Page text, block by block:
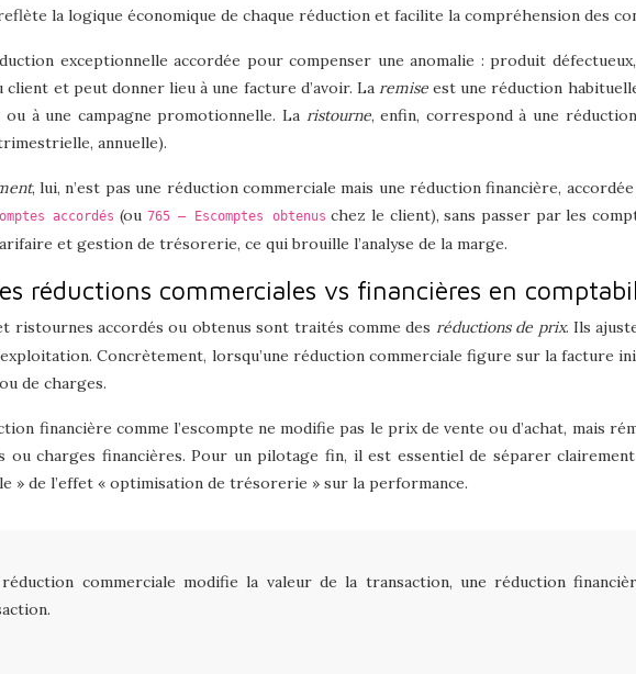
reflète la logique économique de chaque réduction et facilite la compréhension des
exceptionnelle accordée pour compenser une anomalie : produit
client et peut donner lieu à une facture d’avoir. La remise est une réduction
à une campagne promotionnelle. La ristourne, enfin, correspond à une
annuelle).
, lui, n’est pas une réduction commerciale mais une réduction financière,
accordés (ou 765 – Escomptes obtenus chez le client), sans passer par les
et gestion de trésorerie, ce qui brouille l’analyse de la marge.
réductions commerciales vs financières en
ristournes accordés ou obtenus sont traités comme des réductions de prix. Ils
Concrètement, lorsqu’une réduction commerciale figure sur la facture
de charges.
financière comme l’escompte ne modifie pas le prix de vente ou d’achat, mais
ou charges financières. Pour un pilotage fin, il est essentiel de séparer
» de l’effet « optimisation de trésorerie » sur la performance.
commerciale modifie la valeur de la transaction, une réduction